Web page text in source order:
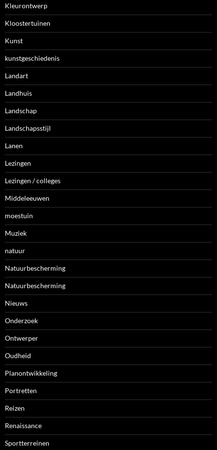
Kleurontwerp
Kloostertuinen
Kunst
kunstgeschiedenis
Landart
Landhuis
Landschap
Landschapsstijl
Lanen
Lezingen
Lezingen / colleges
Middeleeuwen
moestuin
Muziek
natuur
Natuurbescherming
Natuurbescherming
Nieuws
Onderzoek
Ontwerper
Oudheid
Planontwikkeling
Portretten
Reizen
Renaissance
Sportterreinen